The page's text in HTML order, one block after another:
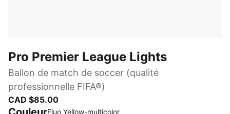
Pro Premier League Lights
Ballon de match de soccer (qualité
professionnelle FIFA®)
CAD $85.00
Fluo Yellow-multicolor